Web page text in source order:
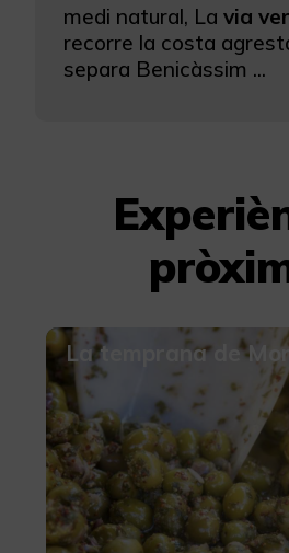
medi natural, La via
recorre la costa
separa Benicàssim ...
La temprana de